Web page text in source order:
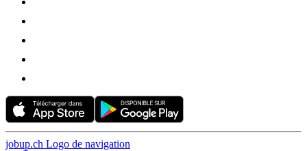
jobup.ch Logo de navigation